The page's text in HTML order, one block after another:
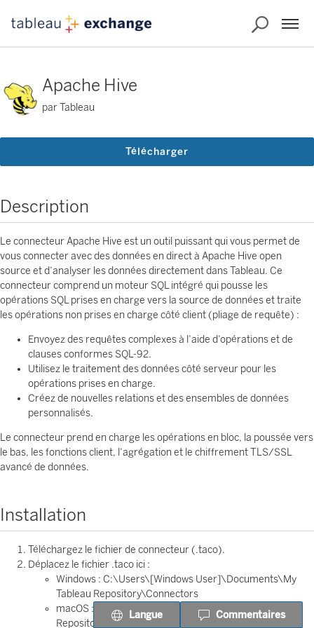
Apache Hive
par Tableau
Télécharger
Description
Le connecteur Apache Hive est un outil puissant qui vous permet de
vous connecter avec des données en direct à Apache Hive open
source et d’analyser les données directement dans Tableau. Ce
connecteur comprend un moteur SQL intégré qui pousse les
opérations SQL prises en charge vers la source de données et traite
les opérations non prises en charge côté client (pliage de requête) :
Envoyez des requêtes complexes à l’aide d’opérations et de
clauses conformes SQL-92.
Utilisez le traitement des données côté serveur pour les
opérations prises en charge.
Créez de nouvelles relations et des ensembles de données
personnalisés.
Le connecteur prend en charge les opérations en bloc, la poussée vers
le bas, les fonctions client, l’agrégation et le chiffrement TLS/SSL
avancé de données.
Installation
Téléchargez le fichier de connecteur (.taco).
Déplacez le fichier .taco ici :
Windows : C:\Users\[Windows User]\Documents\My
Tableau Repository\Connectors
macOS : /Users/[user]/Documents/My Tableau
Repository/Connectors
Langue Commentaires